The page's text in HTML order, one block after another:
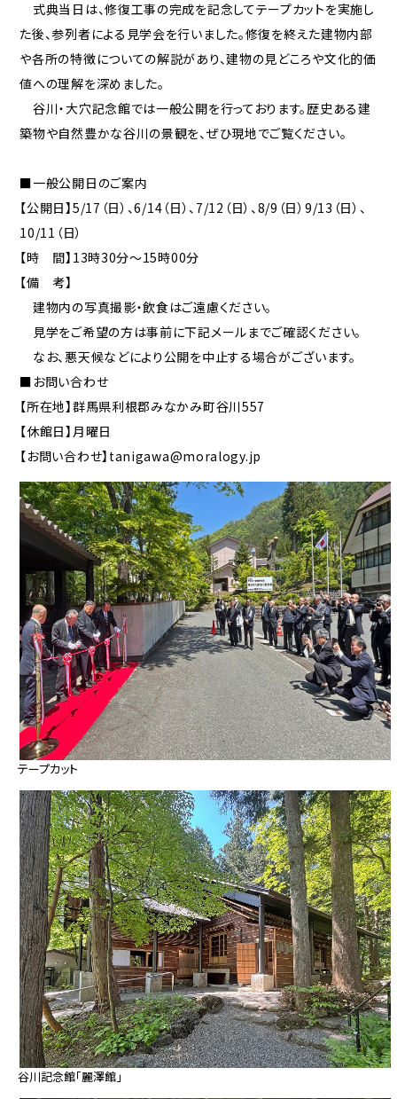
式典当日は、修復工事の完成を記念してテープカットを実施し
た後、参列者による見学会を行いました。修復を終えた建物内部
や各所の特徴についての解説があり、建物の見どころや文化的価
値への理解を深めました。
谷川・大穴記念館では一般公開を行っております。歴史ある建
築物や自然豊かな谷川の景観を、ぜひ現地でご覧ください。
■一般公開日のご案内
【公開日】5/17（日）、6/14（日）、7/12（日）、8/9（日）9/13（日）、
10/11（日）
【時 間】13時30分～15時00分
【備 考】
建物内の写真撮影・飲食はご遠慮ください。
見学をご希望の方は事前に下記メールまでご確認ください。
なお、悪天候などにより公開を中止する場合がございます。
■お問い合わせ
【所在地】群馬県利根郡みなかみ町谷川557
【休館日】月曜日
【お問い合わせ】tanigawa@moralogy.jp
テープカット
谷川記念館「麗澤館」